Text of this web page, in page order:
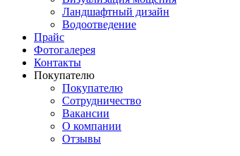
Ландшафтный дизайн
Водоотведение
Прайс
Фотогалерея
Контакты
Покупателю
Покупателю
Сотрудничество
Вакансии
О компании
Отзывы